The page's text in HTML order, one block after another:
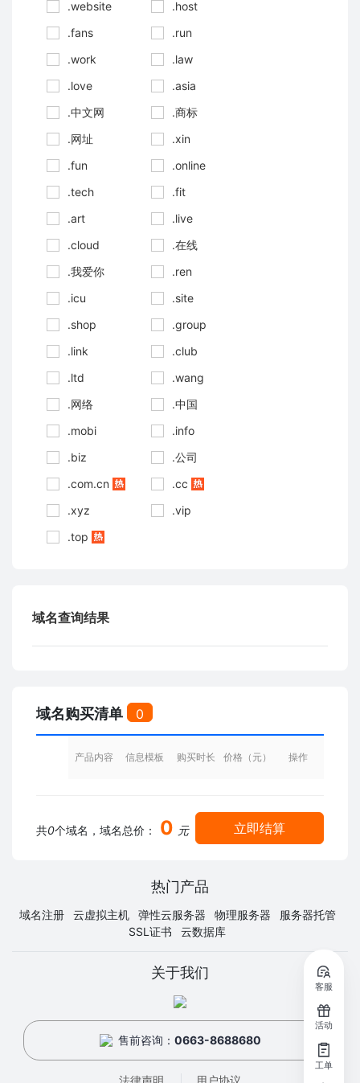
.website
.host
.fans
.run
.work
.law
.love
.asia
.中文网
.商标
.网址
.xin
.fun
.online
.tech
.fit
.art
.live
.cloud
.在线
.我爱你
.ren
.icu
.site
.shop
.group
.link
.club
.ltd
.wang
.网络
.中国
.mobi
.info
.biz
.公司
.com.cn
.cc
.xyz
.vip
.top
域名查询结果
域名购买清单 0
产品内容 信息模板 购买时长 价格（元） 操作
共0个域名，域名总价： 0 元 立即结算
热门产品
域名注册 云虚拟主机 弹性云服务器 物理服务器
服务器托管
SSL证书
云数据库
关于我们
售前咨询： 0663-8688680
法律声明 用户协议
客服
活动
工单